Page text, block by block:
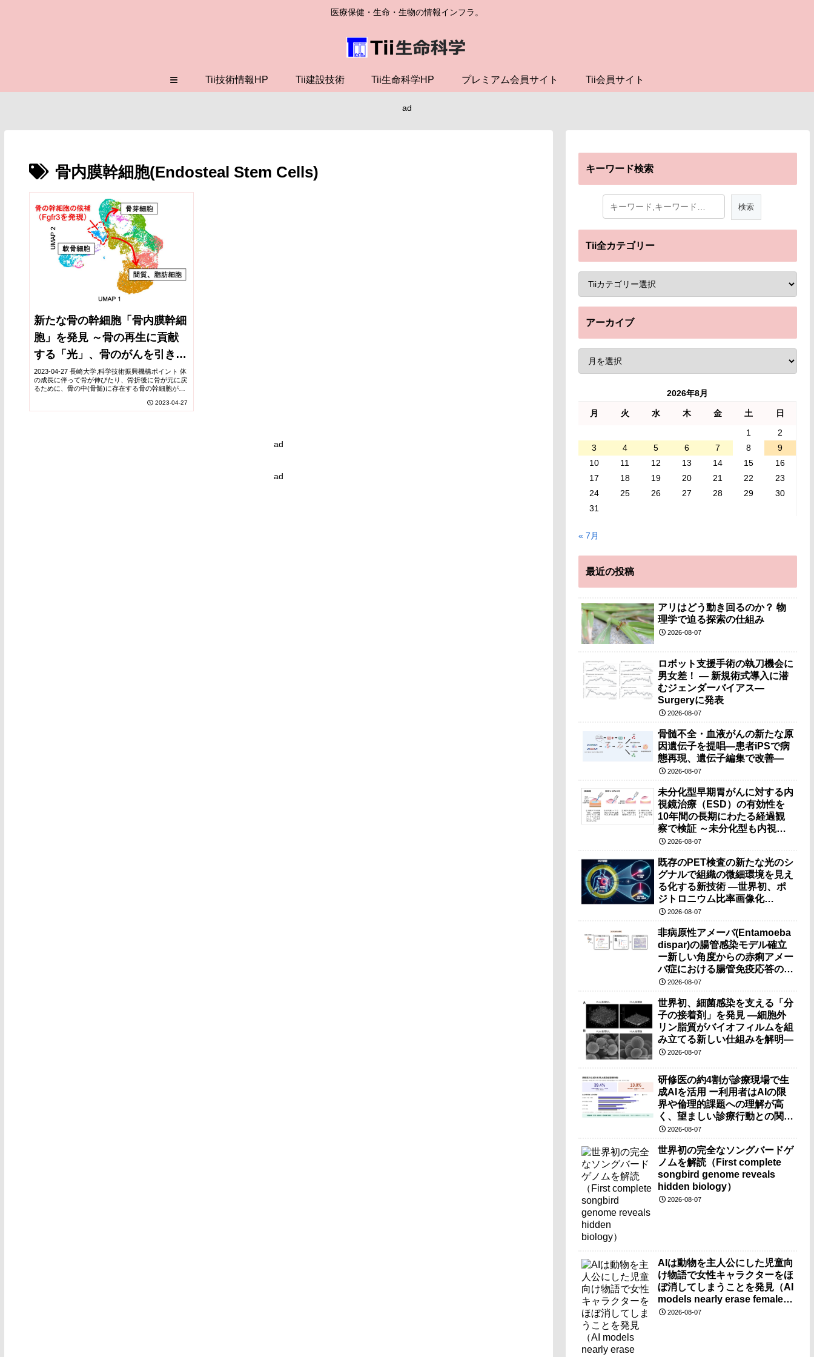
医療保健・生命・生物の情報インフラ。
≡ Tii技術情報HP Tii建設技術 Tii生命科学HP プレミアム会員サイト Tii会員サイト
ad
骨内膜幹細胞(Endosteal Stem Cells)
新たな骨の幹細胞「骨内膜幹細
胞」を発見 ～骨の再生に貢献
する「光」、骨のがんを引き起
こす「影」を併せ持つクリティ
カルな幹細胞～
2023-04-27 長崎大学,科学技術振興機構ポイント 体
の成長に伴って骨が伸びたり、骨折後に骨が元に戻
るために、骨の中(骨髄)に存在する骨の幹細胞が大
したが、特に小児、成長期における骨の幹細...
2023-04-27
ad
ad
キーワード検索
Tii全カテゴリー
アーカイブ
2026年8月
月 火 水 木 金 土
日
1
2
3
4 5 6 7 8
9
10
11 12 13 14 15
16
17
18 19 20 21 22
23
24
25 26 27 28 29
30
31
« 7月
最近の投稿
アリはどう動き回るのか？ 物
理学で迫る探索の仕組み
2026-08-07
ロボット支援手術の執刀機会に
男女差！ — 新規術式導入に潜
むジェンダーバイアス—
Surgeryに発表
2026-08-07
骨髄不全・血液がんの新たな原
因遺伝子を提唱―患者iPSで病
態再現、遺伝子編集で改善―
2026-08-07
未分化型早期胃がんに対する内
視鏡治療（ESD）の有効性を
10年間の長期にわたる経過観
察で検証 ～未分化型も内視鏡
治療で胃の温存が可能～
2026-08-07
既存のPET検査の新たな光のシ
グナルで組織の微細環境を見え
る化する新技術 ―世界初、ポ
ジトロニウム比率画像化
（PRI）の原理検証に成功―
2026-08-07
非病原性アメーバ(Entamoeba
dispar)の腸管感染モデル確立
ー新しい角度からの赤痢アメー
バ症における腸管免疫応答の理
解に期待ー
2026-08-07
世界初、細菌感染を支える「分
子の接着剤」を発見 ―細胞外
リン脂質がバイオフィルムを組
み立てる新しい仕組みを解明―
2026-08-07
研修医の約4割が診療現場で生
成AIを活用 ー利用者はAIの限
界や倫理的課題への理解が高
く、望ましい診療行動との関連
も確認ー
2026-08-07
世界初の完全なソングバードゲ
ノムを解読（First complete
songbird genome reveals
hidden biology）
2026-08-07
AIは動物を主人公にした児童向
け物語で女性キャラクターをほ
ぼ消してしまうことを発見（AI
models nearly erase female
characters when they write
2026-08-07